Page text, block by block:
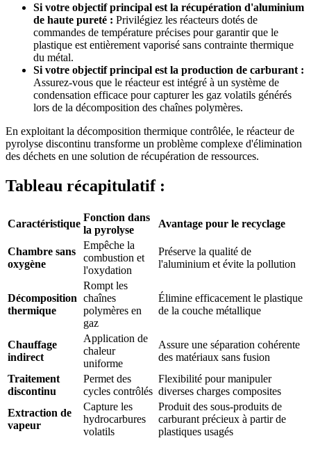
Si votre objectif principal est la récupération d'aluminium
de haute pureté : Privilégiez les réacteurs dotés de
commandes de température précises pour garantir que le
plastique est entièrement vaporisé sans contrainte thermique
du métal.
Si votre objectif principal est la production de carburant :
Assurez-vous que le réacteur est intégré à un système de
condensation efficace pour capturer les gaz volatils générés
lors de la décomposition des chaînes polymères.
En exploitant la décomposition thermique contrôlée, le réacteur de
pyrolyse discontinu transforme un problème complexe d'élimination
des déchets en une solution de récupération de ressources.
Tableau récapitulatif :
Caractéristique
Fonction dans
la pyrolyse
Avantage pour le recyclage
Chambre sans
oxygène
Empêche la
combustion et
l'oxydation
Préserve la qualité de
l'aluminium et évite la pollution
Décomposition
thermique
Rompt les
chaînes
polymères en
gaz
Élimine efficacement le plastique
de la couche métallique
Chauffage
indirect
Application de
chaleur
uniforme
Assure une séparation cohérente
des matériaux sans fusion
Traitement
discontinu
Permet des
cycles contrôlés
Flexibilité pour manipuler
diverses charges composites
Extraction de
vapeur
Capture les
hydrocarbures
volatils
Produit des sous-produits de
carburant précieux à partir de
plastiques usagés